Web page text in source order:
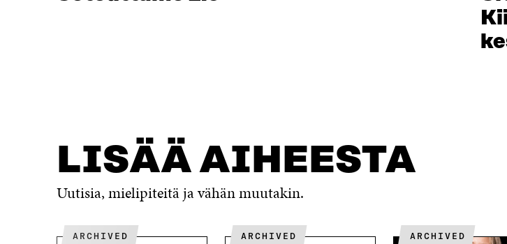
LISÄÄ AIHEESTA
Uutisia, mielipiteitä ja vähän muutakin.
ARCHIVED ARCHIVED ARCHIVED